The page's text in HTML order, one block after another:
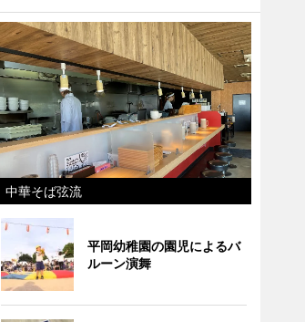
中華そば弦流
平岡幼稚園の園児によるバ
ルーン演舞